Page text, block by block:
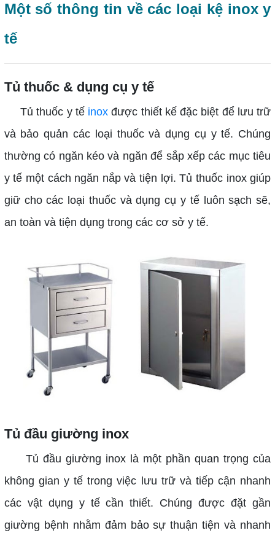
Một số thông tin về các loại kệ inox y
tế
Tủ thuốc & dụng cụ y tế
Tủ thuốc y tế inox được thiết kế đặc biệt để lưu trữ
và bảo quản các loại thuốc và dụng cụ y tế. Chúng
thường có ngăn kéo và ngăn để sắp xếp các mục tiêu
y tế một cách ngăn nắp và tiện lợi. Tủ thuốc inox giúp
giữ cho các loại thuốc và dụng cụ y tế luôn sạch sẽ,
an toàn và tiện dụng trong các cơ sở y tế.
Tủ đầu giường inox
Tủ đầu giường inox là một phần quan trọng của
không gian y tế trong việc lưu trữ và tiếp cận nhanh
các vật dụng y tế cần thiết. Chúng được đặt gần
giường bệnh nhằm đảm bảo sự thuận tiện và nhanh